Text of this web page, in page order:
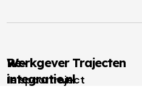
Re-
integratie.nl
Werkgever Trajecten
1e spoortraject